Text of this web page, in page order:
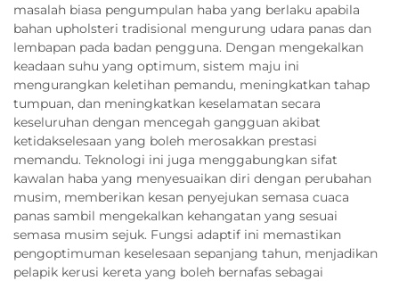
masalah biasa pengumpulan haba yang berlaku apabila
bahan upholsteri tradisional mengurung udara panas dan
lembapan pada badan pengguna. Dengan mengekalkan
keadaan suhu yang optimum, sistem maju ini
mengurangkan keletihan pemandu, meningkatkan tahap
tumpuan, dan meningkatkan keselamatan secara
keseluruhan dengan mencegah gangguan akibat
ketidakselesaan yang boleh merosakkan prestasi
memandu. Teknologi ini juga menggabungkan sifat
kawalan haba yang menyesuaikan diri dengan perubahan
musim, memberikan kesan penyejukan semasa cuaca
panas sambil mengekalkan kehangatan yang sesuai
semasa musim sejuk. Fungsi adaptif ini memastikan
pengoptimuman keselesaan sepanjang tahun, menjadikan
pelapik kerusi kereta yang boleh bernafas sebagai